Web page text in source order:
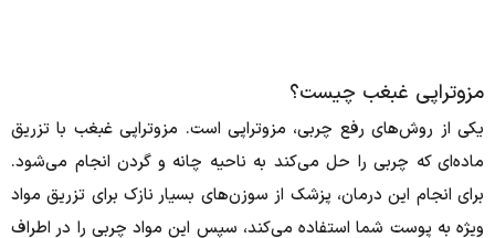
مزوتراپی غبغب چیست؟
یکی از روش‌های رفع چربی، مزوتراپی است. مزوتراپی غبغب با تزریق
ماده‌ای که چربی را حل می‌کند به ناحیه چانه و گردن انجام می‌شود.
برای انجام این درمان، پزشک از سوزن‌های بسیار نازک برای تزریق مواد
ویژه به پوست شما استفاده می‌کند، سپس این مواد چربی را در اطراف